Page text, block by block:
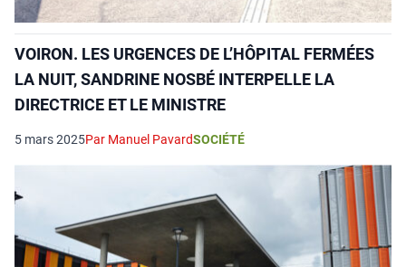
VOIRON. LES URGENCES DE L’HÔPITAL FERMÉES
LA NUIT, SANDRINE NOSBÉ INTERPELLE LA
DIRECTRICE ET LE MINISTRE
5 mars 2025Par Manuel PavardSOCIÉTÉ